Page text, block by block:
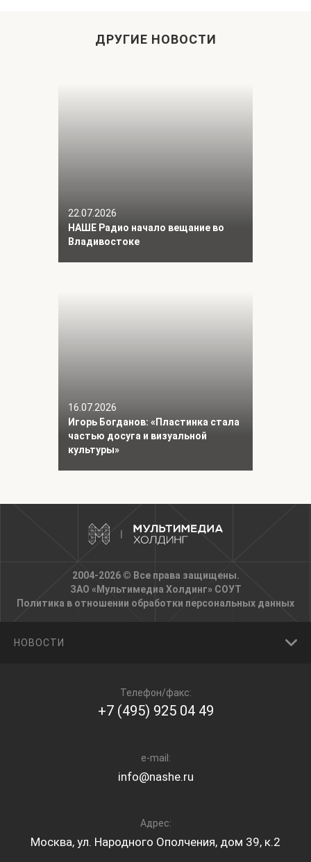
ДРУГИЕ НОВОСТИ
22.07.2026
НАШЕ Радио начало вещание во
Владивостоке
16.07.2026
Игорь Богданов: «Пластинка стала
частью досуга и визуальной
культуры»
2004-2026 © Все права защищены.
ЗАО «Мультимедиа Холдинг» СОУТ
Политика в отношении обработки персональных данных
НОВОСТИ
Телефон/факс:
+7 (495) 925 04 49
e-mail:
info@nashe.ru
Адрес:
Москва, ул. Народного Ополчения, дом 39, к.2